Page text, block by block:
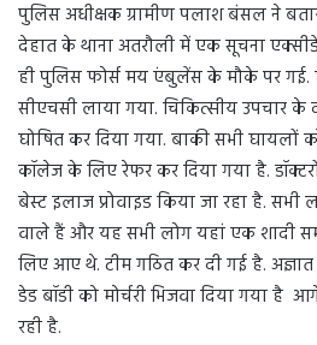
पुलिस अधीक्षक ग्रामीण पलाश बंसल ने
देहात के थाना अतरौली में एक सूचना
ही पुलिस फोर्स मय एंबुलेंस के मौके पर
सीएचसी लाया गया. चिकित्सीय उपचार के
घोषित कर दिया गया. बाकी सभी
कॉलेज के लिए रेफर कर दिया गया है.
बेस्ट इलाज प्रोवाइड किया जा रहा है.
वाले हैं और यह सभी लोग यहां एक शादी
लिए आए थे. टीम गठित कर दी गई है.
डेड बॉडी को मोर्चरी भिजवा दिया गया है
रही है.